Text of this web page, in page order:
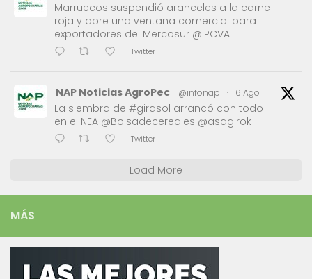
Marruecos suspendió aranceles a la carne
roja y abre una ventana comercial para
exportadores del Mercosur @IPCVA
Twitter
NAP Noticias AgroPec @infonap · 6 Ago
La siembra de #girasol arrancó con todo
en el NEA @Bolsadecereales @asagirok
Twitter
Load More
MÁS